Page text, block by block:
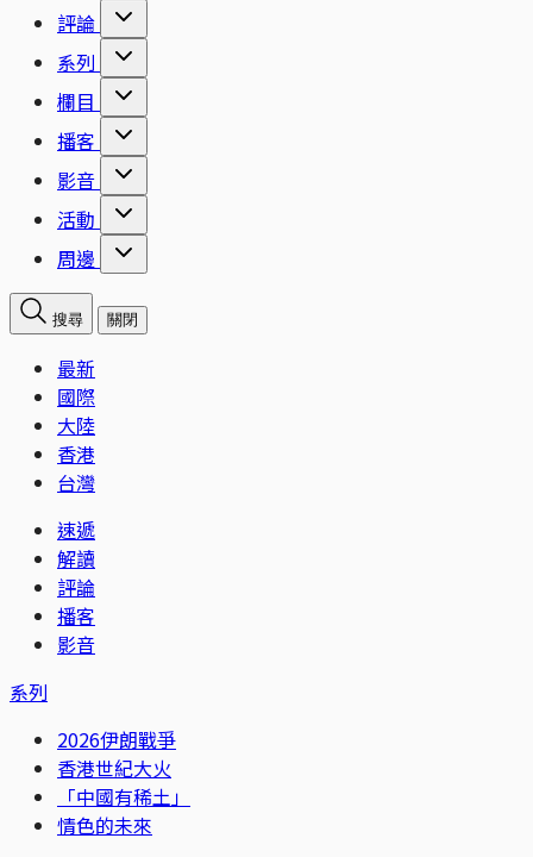
評論
系列
欄目
播客
影音
活動
周邊
搜尋 關閉
最新
國際
大陸
香港
台灣
速遞
解讀
評論
播客
影音
系列
2026伊朗戰爭
香港世紀大火
「中國有稀土」
情色的未來